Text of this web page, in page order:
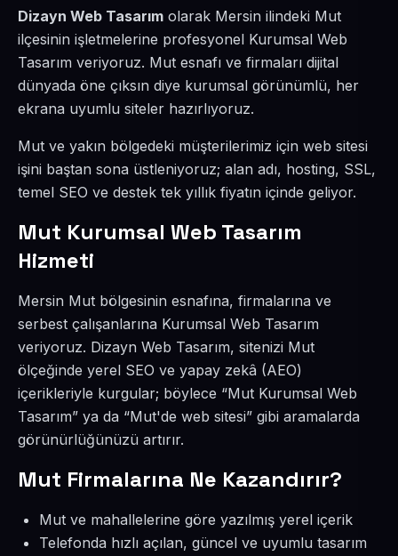
Dizayn Web Tasarım olarak Mersin ilindeki Mut
ilçesinin işletmelerine profesyonel Kurumsal Web
Tasarım veriyoruz. Mut esnafı ve firmaları dijital
dünyada öne çıksın diye kurumsal görünümlü, her
ekrana uyumlu siteler hazırlıyoruz.
Mut ve yakın bölgedeki müşterilerimiz için web sitesi
işini baştan sona üstleniyoruz; alan adı, hosting, SSL,
temel SEO ve destek tek yıllık fiyatın içinde geliyor.
Mut Kurumsal Web Tasarım
Hizmeti
Mersin Mut bölgesinin esnafına, firmalarına ve
serbest çalışanlarına Kurumsal Web Tasarım
veriyoruz. Dizayn Web Tasarım, sitenizi Mut
ölçeğinde yerel SEO ve yapay zekâ (AEO)
içerikleriyle kurgular; böylece “Mut Kurumsal Web
Tasarım” ya da “Mut'de web sitesi” gibi aramalarda
görünürlüğünüzü artırır.
Mut Firmalarına Ne Kazandırır?
Mut ve mahallelerine göre yazılmış yerel içerik
Telefonda hızlı açılan, güncel ve uyumlu tasarım